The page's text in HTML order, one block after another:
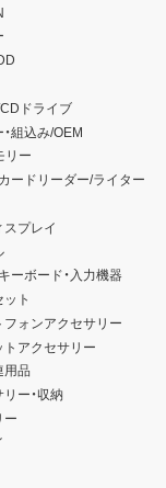
ドライブ
組込み/OEM
リー
ードリーダー/ライター
プレイ
ーボード・入力機器
ト
ォンアクセサリー
アクセサリー
用品
ー・収納
ー